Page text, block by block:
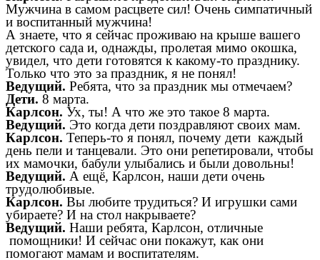
Мужчина в самом расцвете сил! Очень симпатичный
и воспитанный мужчина!
А знаете, что я сейчас проживаю на крыше вашего
детского сада и, однажды, пролетая мимо окошка,
увидел, что дети готовятся к какому-то празднику.
Только что это за праздник, я не понял!
Ведущий. Ребята, что за праздник мы отмечаем?
Дети. 8 марта.
Карлсон. Ух, ты! А что же это такое 8 марта.
Ведущий. Это когда дети поздравляют своих мам.
Карлсон. Теперь-то я понял, почему дети каждый
день пели и танцевали. Это они репетировали, чтобы
их мамочки, бабули улыбались и были довольны!
Ведущий. А ещё, Карлсон, наши дети очень
трудолюбивые.
Карлсон. Вы любите трудиться? И игрушки сами
убираете? И на стол накрываете?
Ведущий. Наши ребята, Карлсон, отличные
помощники! И сейчас они покажут, как они
помогают мамам и воспитателям.